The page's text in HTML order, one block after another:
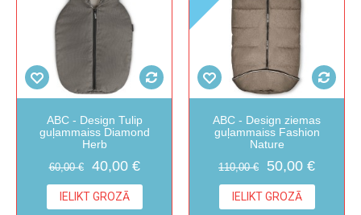
ABC - Design Tulip
guļammaiss Diamond
Herb
60,00 € 40,00 €
IELIKT GROZĀ
ABC - Design ziemas
guļammaiss Fashion
Nature
110,00 € 50,00 €
IELIKT GROZĀ